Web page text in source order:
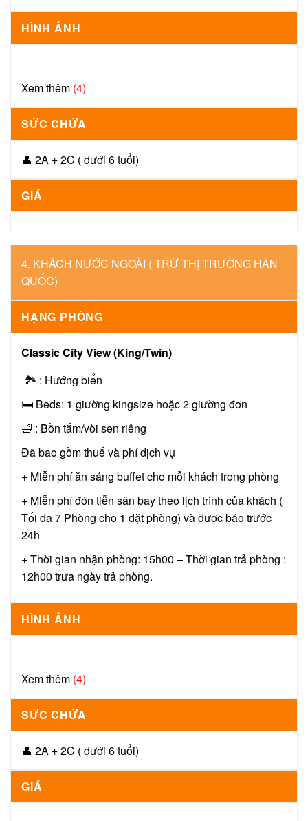
HÌNH ẢNH
Xem thêm (4)
SỨC CHỨA
👤 2A + 2C ( dưới 6 tuổi)
GIÁ
4. KHÁCH NƯỚC NGOÀI ( TRỪ THỊ TRƯỜNG HÀN
QUỐC)
HẠNG PHÒNG
Classic City View (King/Twin)
🏞 : Hướng biển
🛏 Beds: 1 giường kingsize hoặc 2 giường đơn
🛁 : Bồn tắm/vòi sen riêng
Đã bao gồm thuế và phí dịch vụ
+ Miễn phí ăn sáng buffet cho mỗi khách trong phòng
+ Miễn phí đón tiễn sân bay theo lịch trình của khách (
Tối đa 7 Phòng cho 1 đặt phòng) và được báo trước
24h
+ Thời gian nhận phòng: 15h00 – Thời gian trả phòng :
12h00 trưa ngày trả phòng.
HÌNH ẢNH
Xem thêm (4)
SỨC CHỨA
👤 2A + 2C ( dưới 6 tuổi)
GIÁ